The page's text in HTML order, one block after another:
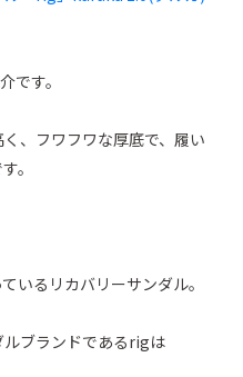
です。
、フワフワな厚底で、履い
。
いるリカバリーサンダル。
ルブランドであるrigは